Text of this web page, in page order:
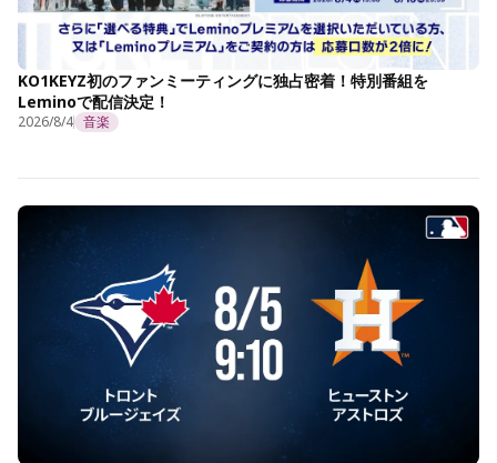
KO1KEYZ初のファンミーティングに独占密着！特別番組を
Leminoで配信決定！
2026/8/4 音楽